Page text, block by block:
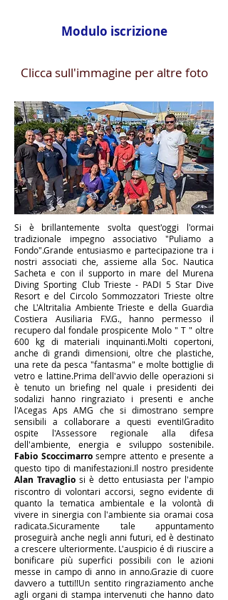
Modulo iscrizione
Clicca sull'immagine per altre foto
Si è brillantemente svolta quest'oggi l'ormai
tradizionale impegno associativo "Puliamo a
Fondo".Grande entusiasmo e partecipazione tra i
nostri associati che, assieme alla Soc. Nautica
Sacheta e con il supporto in mare del Murena
Diving Sporting Club Trieste - PADI 5 Star Dive
Resort e del Circolo Sommozzatori Trieste oltre
che L'Altritalia Ambiente Trieste e della Guardia
Costiera Ausiliaria F.V.G., hanno permesso il
recupero dal fondale prospicente Molo " T " oltre
600 kg di materiali inquinanti.Molti copertoni,
anche di grandi dimensioni, oltre che plastiche,
una rete da pesca "fantasma" e molte bottiglie di
vetro e lattine.Prima dell'avvio delle operazioni si
è tenuto un briefing nel quale i presidenti dei
sodalizi hanno ringraziato i presenti e anche
l'Acegas Aps AMG che si dimostrano sempre
sensibili a collaborare a questi eventi!Gradito
ospite l'Assessore regionale alla difesa
dell'ambiente, energia e sviluppo sostenibile.
Fabio Scoccimarrosempre attento e presente a
questo tipo di manifestazioni.Il nostro presidente
Alan Travaglio si è detto entusiasta per l'ampio
riscontro di volontari accorsi, segno evidente di
quanto la tematica ambientale e la volontà di
vivere in sinergia con l'ambiente sia oramai cosa
radicata.Sicuramente tale appuntamento
proseguirà anche negli anni futuri, ed è destinato
a crescere ulteriormente. L'auspicio é di riuscire a
bonificare più superfici possibili con le azioni
messe in campo di anno in anno.Grazie di cuore
davvero a tutti!!Un sentito ringraziamento anche
agli organi di stampa intervenuti che hanno dato